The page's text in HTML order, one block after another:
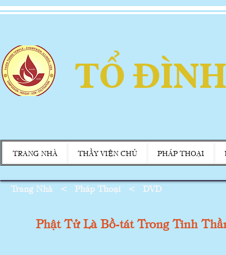
TỔ
TRANG NHÀ THẦY VIỆN CHỦ PHÁP THOẠI
Trang Nhà< Pháp Thoại < DVD
Phật Tử Là Bồ-tát Trong Tinh